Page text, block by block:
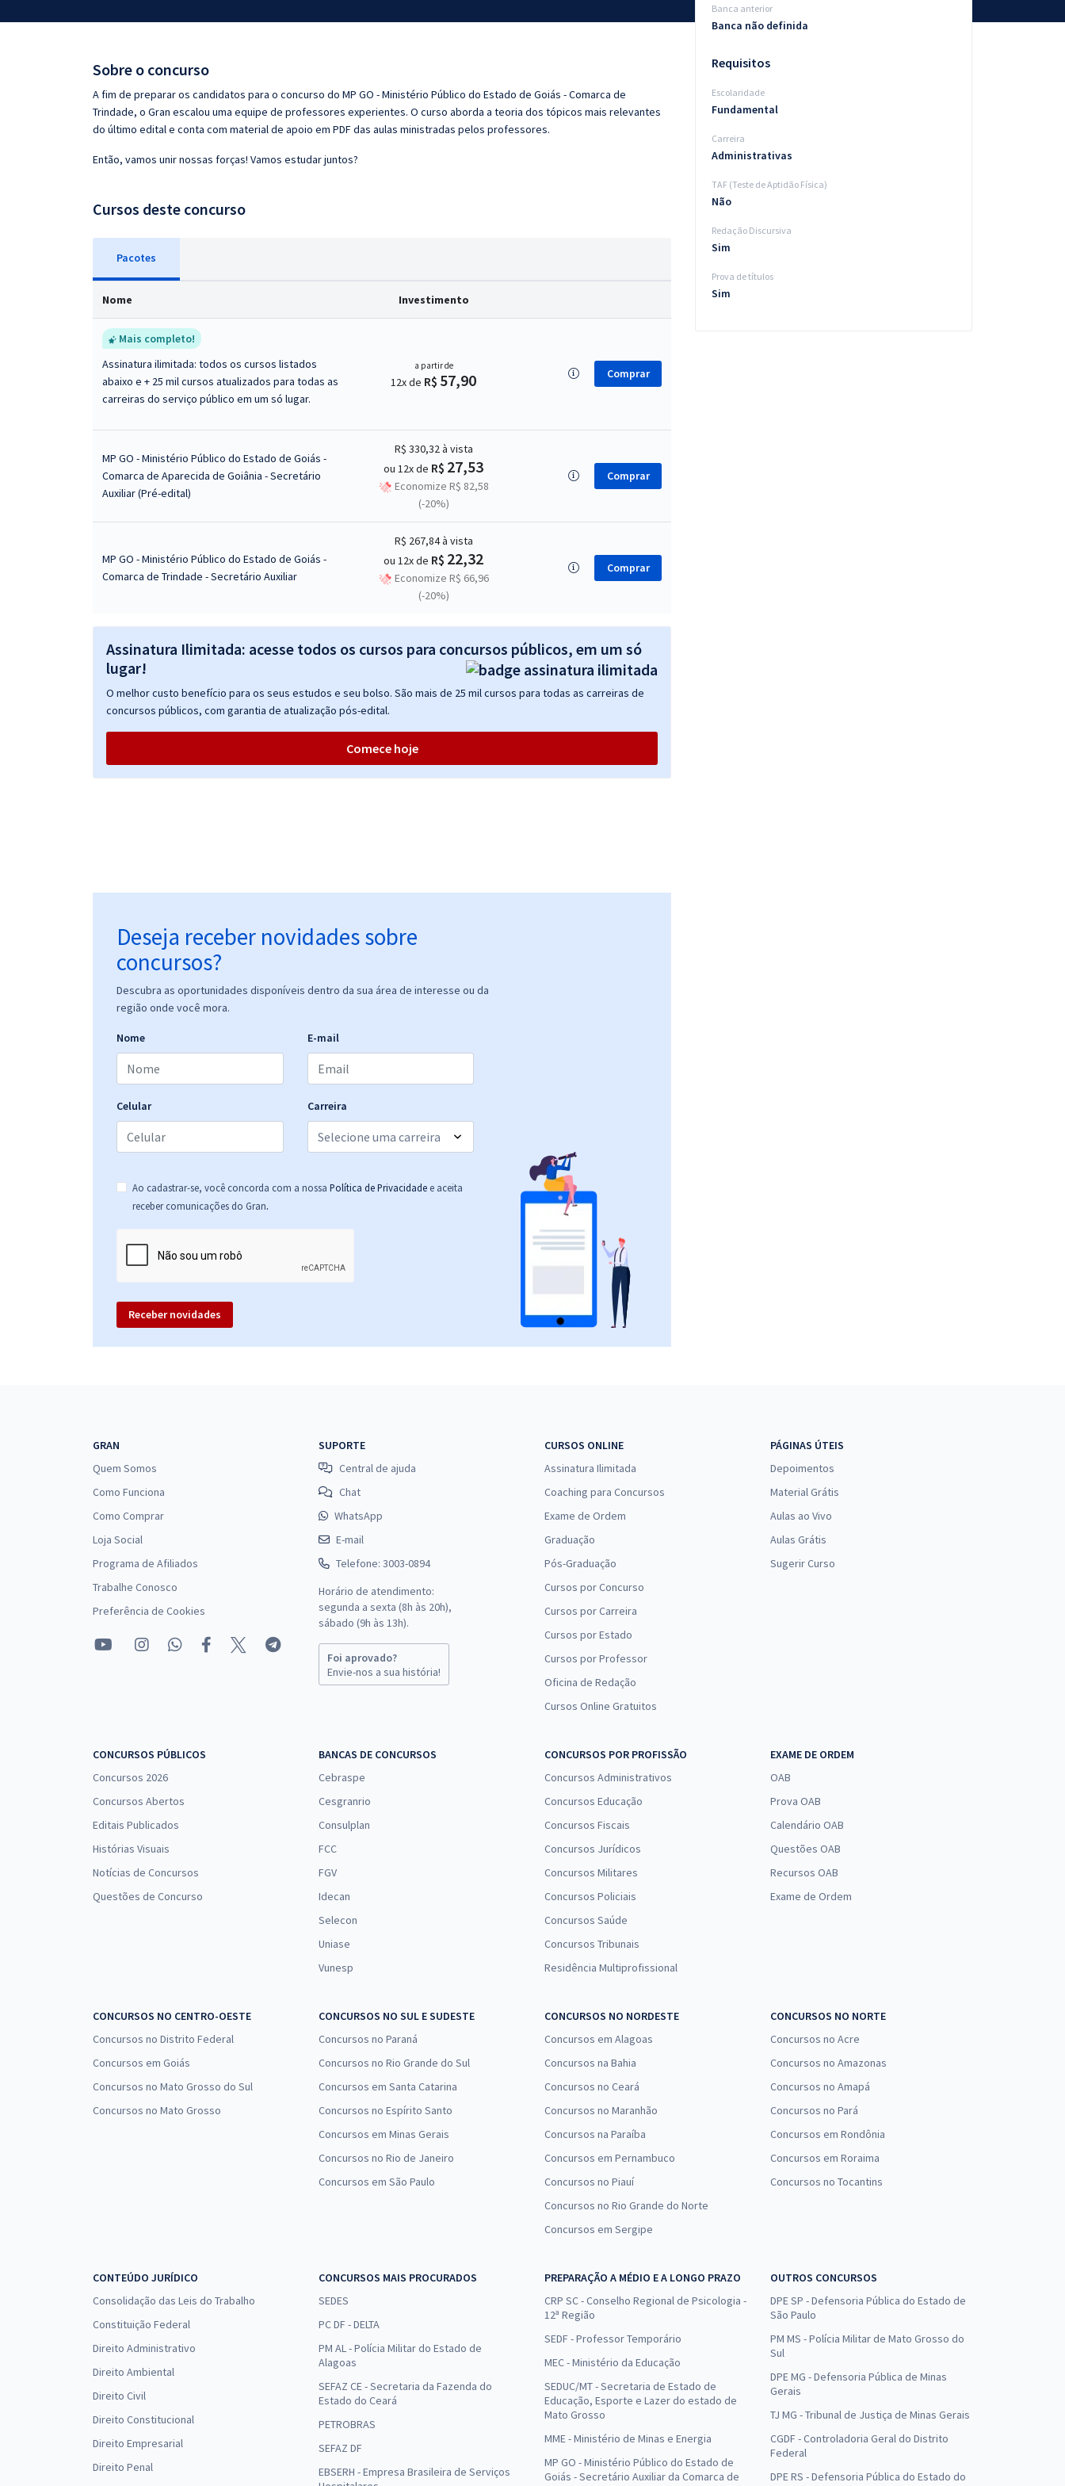
Questões grátis
Sobre o concurso
A fim de preparar os candidatos para o concurso do MP GO - Ministério Público do Estado de Goiás - Comarca de
Trindade, o Gran escalou uma equipe de professores experientes. O curso aborda a teoria dos tópicos mais relevantes
do último edital e conta com material de apoio em PDF das aulas ministradas pelos professores.
Então, vamos unir nossas forças! Vamos estudar juntos?
Cursos deste concurso
Pacotes
Nome Investimento
Mais completo!
Assinatura ilimitada: todos os cursos listados
abaixo e + 25 mil cursos atualizados para todas as
carreiras do serviço público em um só lugar.
a partir de
12x de R$ 57,90 Comprar
MP GO - Ministério Público do Estado de Goiás -
Comarca de Aparecida de Goiânia - Secretário
Auxiliar (Pré-edital)
R$ 330,32à vista
ou 12x de R$ 27,53
Economize R$ 82,58
(-20%)
Comprar
MP GO - Ministério Público do Estado de Goiás -
Comarca de Trindade - Secretário Auxiliar
R$ 267,84à vista
ou 12x de R$ 22,32
Economize R$ 66,96
(-20%)
Comprar
Assinatura Ilimitada: acesse todos os cursos para concursos públicos, em um só
lugar!
O melhor custo benefício para os seus estudos e seu bolso. São mais de 25 mil cursos para todas as carreiras de
concursos públicos, com garantia de atualização pós-edital.
Comece hoje
Deseja receber novidades sobre
concursos?
Descubra as oportunidades disponíveis dentro da sua área de interesse ou da
região onde você mora.
Nome E-mail
Celular Carreira
Ao cadastrar-se, você concorda com a nossa Política de Privacidade e aceita
receber comunicações do Gran.
Receber novidades
Banca anterior
Banca não definida
Requisitos
Escolaridade
Fundamental
Carreira
Administrativas
TAF (Teste de Aptidão Física)
Não
Redação Discursiva
Sim
Prova de títulos
Sim
GRAN
Quem Somos
Como Funciona
Como Comprar
Loja Social
Programa de Afiliados
Trabalhe Conosco
Preferência de Cookies
SUPORTE
Central de ajuda
Chat
WhatsApp
E-mail
Telefone: 3003-0894
Horário de atendimento:
segunda a sexta (8h às 20h),
sábado (9h às 13h).
Foi aprovado?
Envie-nos a sua história!
CURSOS ONLINE
Assinatura Ilimitada
Coaching para Concursos
Exame de Ordem
Graduação
Pós-Graduação
Cursos por Concurso
Cursos por Carreira
Cursos por Estado
Cursos por Professor
Oficina de Redação
Cursos Online Gratuitos
PÁGINAS ÚTEIS
Depoimentos
Material Grátis
Aulas ao Vivo
Aulas Grátis
Sugerir Curso
CONCURSOS PÚBLICOS
Concursos 2026
Concursos Abertos
Editais Publicados
Histórias Visuais
Notícias de Concursos
Questões de Concurso
BANCAS DE CONCURSOS
Cebraspe
Cesgranrio
Consulplan
FCC
FGV
Idecan
Selecon
Uniase
Vunesp
CONCURSOS POR PROFISSÃO
Concursos Administrativos
Concursos Educação
Concursos Fiscais
Concursos Jurídicos
Concursos Militares
Concursos Policiais
Concursos Saúde
Concursos Tribunais
Residência Multiprofissional
EXAME DE ORDEM
OAB
Prova OAB
Calendário OAB
Questões OAB
Recursos OAB
Exame de Ordem
CONCURSOS NO CENTRO-OESTE
Concursos no Distrito Federal
Concursos em Goiás
Concursos no Mato Grosso do Sul
Concursos no Mato Grosso
CONCURSOS NO SUL E SUDESTE
Concursos no Paraná
Concursos no Rio Grande do Sul
Concursos em Santa Catarina
Concursos no Espírito Santo
Concursos em Minas Gerais
Concursos no Rio de Janeiro
Concursos em São Paulo
CONCURSOS NO NORDESTE
Concursos em Alagoas
Concursos na Bahia
Concursos no Ceará
Concursos no Maranhão
Concursos na Paraíba
Concursos em Pernambuco
Concursos no Piauí
Concursos no Rio Grande do Norte
Concursos em Sergipe
CONCURSOS NO NORTE
Concursos no Acre
Concursos no Amazonas
Concursos no Amapá
Concursos no Pará
Concursos em Rondônia
Concursos em Roraima
Concursos no Tocantins
CONTEÚDO JURÍDICO
Consolidação das Leis do Trabalho
Constituição Federal
Direito Administrativo
Direito Ambiental
Direito Civil
Direito Constitucional
Direito Empresarial
Direito Penal
CONCURSOS MAIS PROCURADOS
SEDES
PC DF - DELTA
PM AL - Polícia Militar do Estado de
Alagoas
SEFAZ CE - Secretaria da Fazenda do
Estado do Ceará
PETROBRAS
SEFAZ DF
EBSERH - Empresa Brasileira de Serviços
PREPARAÇÃO A MÉDIO E A LONGO PRAZO
CRP SC - Conselho Regional de Psicologia -
12ª Região
SEDF - Professor Temporário
MEC - Ministério da Educação
SEDUC/MT - Secretaria de Estado de
Educação, Esporte e Lazer do estado de
Mato Grosso
MME - Ministério de Minas e Energia
MP GO - Ministério Público do Estado de
Goiás - Secretário Auxiliar da Comarca de
OUTROS CONCURSOS
DPE SP - Defensoria Pública do Estado de
São Paulo
PM MS - Polícia Militar de Mato Grosso do
Sul
DPE MG - Defensoria Pública de Minas
Gerais
TJ MG - Tribunal de Justiça de Minas Gerais
CGDF - Controladoria Geral do Distrito
Federal
DPE RS - Defensoria Pública do Estado do